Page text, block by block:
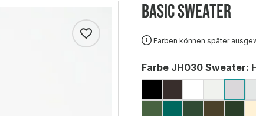
Basic Sweater
Farben können später
Farbe JH030 Sweater
auswählen :